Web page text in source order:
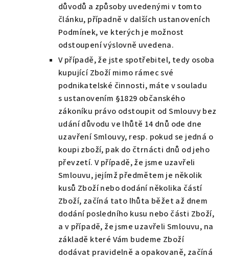
důvodů a způsoby uvedenými v tomto
článku, případně v dalších ustanoveních
Podmínek, ve kterých je možnost
odstoupení výslovně uvedena.
V případě, že jste spotřebitel, tedy osoba
kupující Zboží mimo rámec své
podnikatelské činnosti, máte v souladu
s ustanovením §1829 občanského
zákoníku právo odstoupit od Smlouvy bez
udání důvodu ve lhůtě 14 dnů ode dne
uzavření Smlouvy, resp. pokud se jedná o
koupi zboží, pak do čtrnácti dnů od jeho
převzetí. V případě, že jsme uzavřeli
Smlouvu, jejímž předmětem je několik
kusů Zboží nebo dodání několika částí
Zboží, začíná tato lhůta běžet až dnem
dodání posledního kusu nebo části Zboží,
a v případě, že jsme uzavřeli Smlouvu, na
základě které Vám budeme Zboží
dodávat pravidelně a opakovaně, začíná